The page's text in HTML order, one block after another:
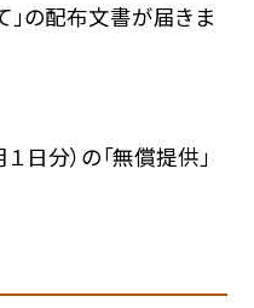
」の配布文書が届きま
日分）の「無償提供」